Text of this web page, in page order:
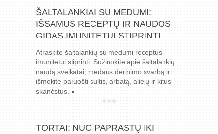
ŠALTALANKIAI SU MEDUMI:
IŠSAMUS RECEPTŲ IR NAUDOS
GIDAS IMUNITETUI STIPRINTI
Atraskite šaltalankių su medumi receptus
imunitetui stiprinti. Sužinokite apie šaltalankių
naudą sveikatai, medaus derinimo svarbą ir
išmokite paruošti sultis, arbatą, aliejų ir kitus
skanėstus. »
TORTAI: NUO PAPRASTŲ IKI